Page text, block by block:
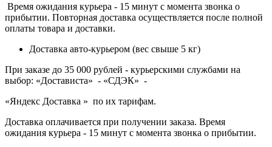
Время ожидания курьера - 15 минут с момента звонка о
прибытии. Повторная доставка осуществляется после полной
оплаты товара и доставки.
Доставка авто-курьером (вес свыше 5 кг)
При заказе до 35 000 рублей - курьерскими службами на
выбор: «Достависта» - «СДЭК» -
«Яндекс Доставка » по их тарифам.
Доставка оплачивается при получении заказа. Время
ожидания курьера - 15 минут с момента звонка о прибытии.